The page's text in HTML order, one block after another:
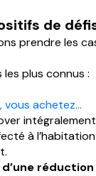
de
prendre les
plus connus :
vous achetez…
à